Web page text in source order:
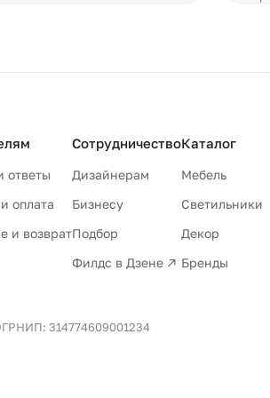
ответы
оплата
и возврат
Сотрудничество
Дизайнерам
Бизнесу
Подбор
Филдс в Дзене ↗
Каталог
Мебель
Светильники
Декор
Бренды
314774609001234